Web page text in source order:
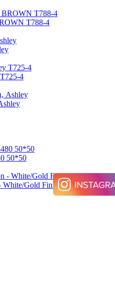
T788-4
4
50*50
White/Gold Finish